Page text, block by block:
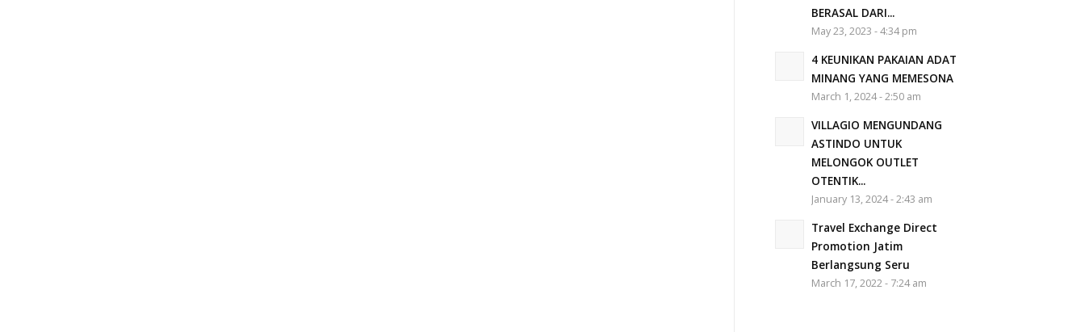
BERASAL DARI...
May 23, 2023 - 4:34 pm
4 KEUNIKAN PAKAIAN ADAT
MINANG YANG MEMESONA
March 1, 2024 - 2:50 am
VILLAGIO MENGUNDANG
ASTINDO UNTUK
MELONGOK OUTLET
OTENTIK...
January 13, 2024 - 2:43 am
Travel Exchange Direct
Promotion Jatim
Berlangsung Seru
March 17, 2022 - 7:24 am